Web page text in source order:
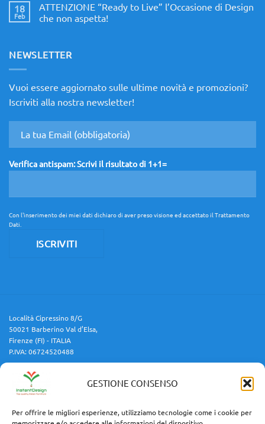
GESTIONE CONSENSO
Per offrire le migliori esperienze, utilizziamo tecnologie come i cookie per
Riproduzioni
Design
D’Autore
18
Feb
ATTENZIONE “Ready to Live” l’Occasione di Design
che non aspetta!
ATTENZIONE
“Ready
di
Design
che
aspetta!
NEWSLETTER
Vuoi essere aggiornato sulle ultime novità e promozioni?
Iscriviti alla nostra newsletter!
Verifica antispam: Scrivi il risultato di 1+1=
Con l'inserimento dei miei dati dichiaro di aver preso visione ed accettato ilTrattamento
Dati.
Località Cipressino 8/G
50021 Barberino Val d’Elsa,
Firenze (FI) - ITALIA
P.IVA: 06724520488
Cellulare:
Email:info@instantdesign.it